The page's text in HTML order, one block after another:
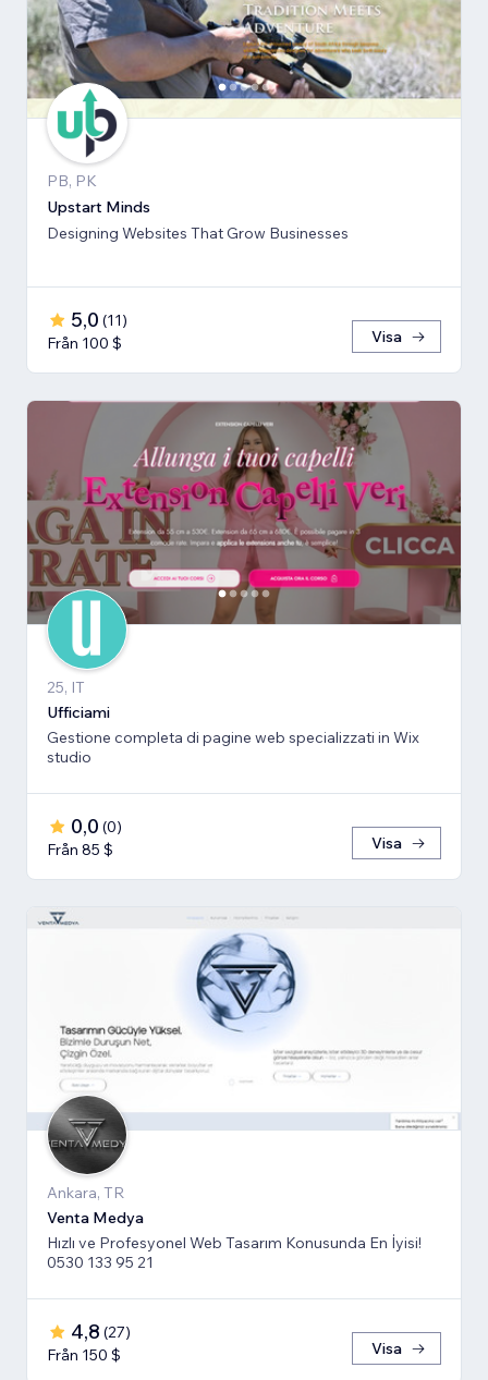
PB, PK
Upstart Minds
Designing Websites That Grow Businesses
5,0 (11)
Från 100 $
Visa
25, IT
Ufficiami
Gestione completa di pagine web specializzati in Wix
studio
0,0 (0)
Från 85 $
Visa
Ankara, TR
Venta Medya
Hızlı ve Profesyonel Web Tasarım Konusunda En İyisi!
0530 133 95 21
4,8 (27)
Från 150 $
Visa